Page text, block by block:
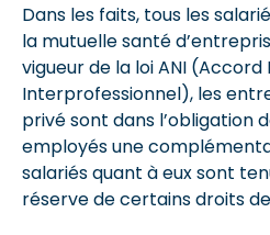
Dans les faits, tous les
la mutuelle santé
vigueur de la loi ANI (Accord
Interprofessionnel), les
privé sont dans l’obligation
employés une
salariés quant à eux sont
réserve de certains droits